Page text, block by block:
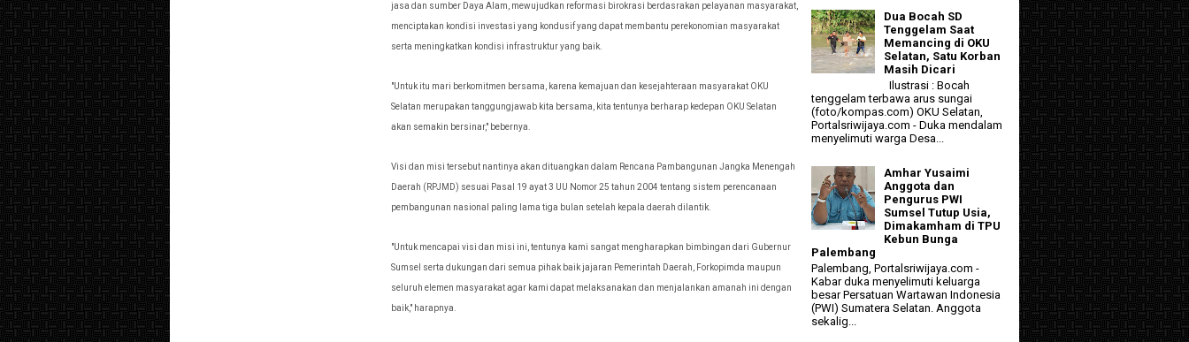
jasa dan sumber Daya Alam, mewujudkan reformasi birokrasi berdasrakan pelayanan masyarakat,
menciptakan kondisi investasi yang kondusif yang dapat membantu perekonomian masyarakat
serta meningkatkan kondisi infrastruktur yang baik.
"Untuk itu mari berkomitmen bersama, karena kemajuan dan kesejahteraan masyarakat OKU
Selatan merupakan tanggungjawab kita bersama, kita tentunya berharap kedepan OKU Selatan
akan semakin bersinar," bebernya.
Visi dan misi tersebut nantinya akan dituangkan dalam Rencana Pambangunan Jangka Menengah
Daerah (RPJMD) sesuai Pasal 19 ayat 3 UU Nomor 25 tahun 2004 tentang sistem perencanaan
pembangunan nasional paling lama tiga bulan setelah kepala daerah dilantik.
"Untuk mencapai visi dan misi ini, tentunya kami sangat mengharapkan bimbingan dari Gubernur
Sumsel serta dukungan dari semua pihak baik jajaran Pemerintah Daerah, Forkopimda maupun
seluruh elemen masyarakat agar kami dapat melaksanakan dan menjalankan amanah ini dengan
baik," harapnya.
Dua Bocah SD
Tenggelam Saat
Memancing di OKU
Selatan, Satu Korban
Masih Dicari
Ilustrasi : Bocah
tenggelam terbawa arus sungai
(foto/kompas.com) OKU Selatan,
Portalsriwijaya.com - Duka mendalam
menyelimuti warga Desa...
Amhar Yusaimi
Anggota dan
Pengurus PWI
Sumsel Tutup Usia,
Dimakamham di TPU
Kebun Bunga
Palembang
Palembang, Portalsriwijaya.com -
Kabar duka menyelimuti keluarga
besar Persatuan Wartawan Indonesia
(PWI) Sumatera Selatan. Anggota
sekalig...